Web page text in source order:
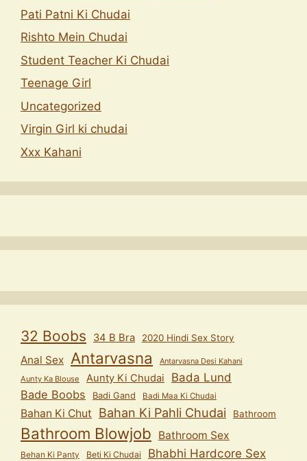
Pati Patni Ki Chudai
Rishto Mein Chudai
Student Teacher Ki Chudai
Teenage Girl
Uncategorized
Virgin Girl ki chudai
Xxx Kahani
32 Boobs 34 B Bra 2020 Hindi Sex Story
Anal Sex Antarvasna
Antarvasna Desi Kahani
Aunty Ka Blouse
Aunty Ki Chudai
Bada Lund
Bade Boobs
Badi Gand Badi Maa Ki Chudai
Bahan Ki Chut Bahan Ki Pahli Chudai Bathroom
Bathroom Blowjob Bathroom Sex
Behan Ki Panty Beti Ki Chudai Bhabhi Hardcore Sex